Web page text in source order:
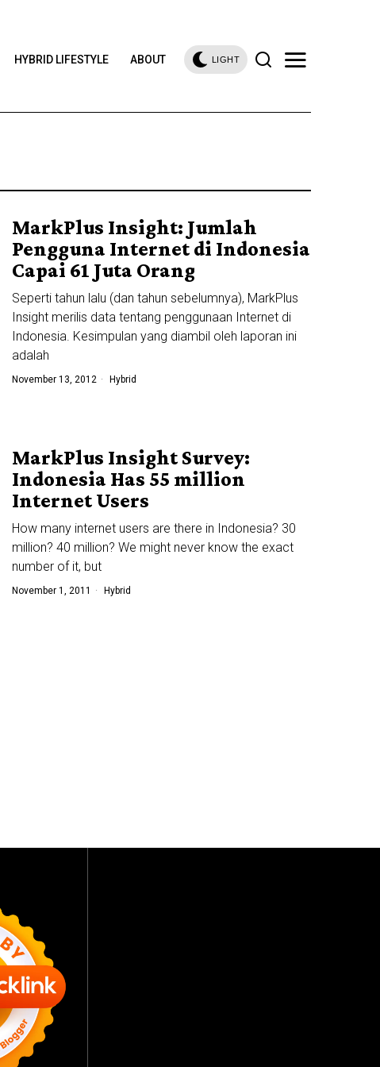
HYBRID LIFESTYLE ABOUT LIGHT
MarkPlus Insight: Jumlah
Pengguna Internet di Indonesia
Capai 61 Juta Orang
Seperti tahun lalu (dan tahun sebelumnya), MarkPlus
Insight merilis data tentang penggunaan Internet di
Indonesia. Kesimpulan yang diambil oleh laporan ini
adalah
November 13, 2012 Hybrid
MarkPlus Insight Survey:
Indonesia Has 55 million
Internet Users
How many internet users are there in Indonesia? 30
million? 40 million? We might never know the exact
number of it, but
November 1, 2011 Hybrid